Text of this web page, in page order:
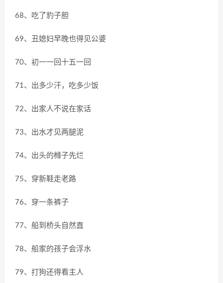
68、吃了豹子胆
69、丑媳妇早晚也得见公婆
70、初一一回十五一回
71、出多少汗，吃多少饭
72、出家人不说在家话
73、出水才见两腿泥
74、出头的橼子先烂
75、穿新鞋走老路
76、穿一条裤子
77、船到桥头自然直
78、船家的孩子会浮水
79、打狗还得看主人